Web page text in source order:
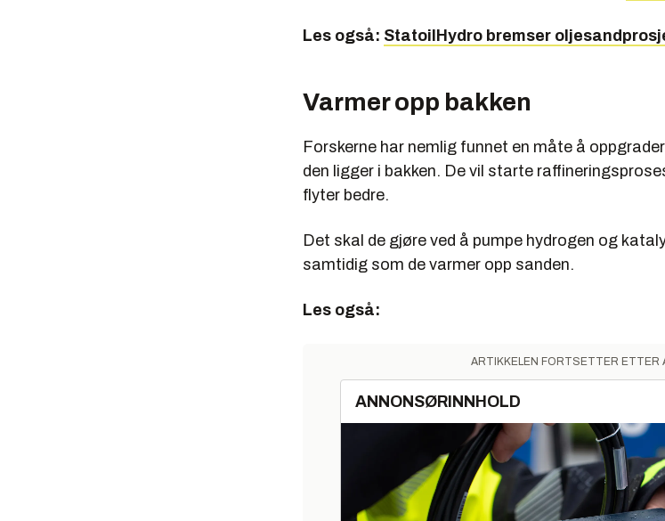
Les også: StatoilHydro bremser
Varmer opp bakken
Forskerne har nemlig funnet en måte å
den ligger i bakken. De vil starte
flyter bedre.
Det skal de gjøre ved å pumpe hydrogen og
samtidig som de varmer opp sanden.
Les også:
ARTIKKELEN FORTSETTER ETTER
ANNONSØRINNHOLD